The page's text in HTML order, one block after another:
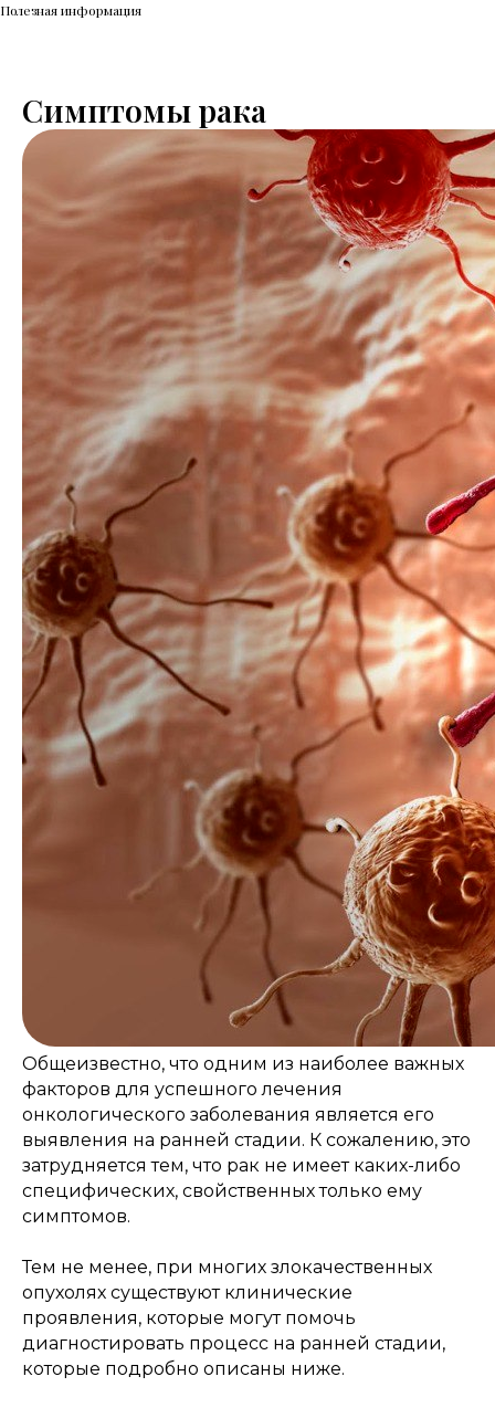
Полезная информация
Симптомы рака
Общеизвестно, что одним из наиболее важных
факторов для успешного лечения
онкологического заболевания является его
выявления на ранней стадии. К сожалению, это
затрудняется тем, что рак не имеет каких-либо
специфических, свойственных только ему
симптомов.
Тем не менее, при многих злокачественных
опухолях существуют клинические
проявления, которые могут помочь
диагностировать процесс на ранней стадии,
которые подробно описаны ниже.